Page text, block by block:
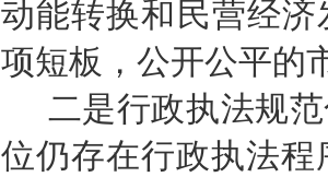
动能转换和民营经
项短板，公开公平的
二是行政执法规
位仍存在行政执法